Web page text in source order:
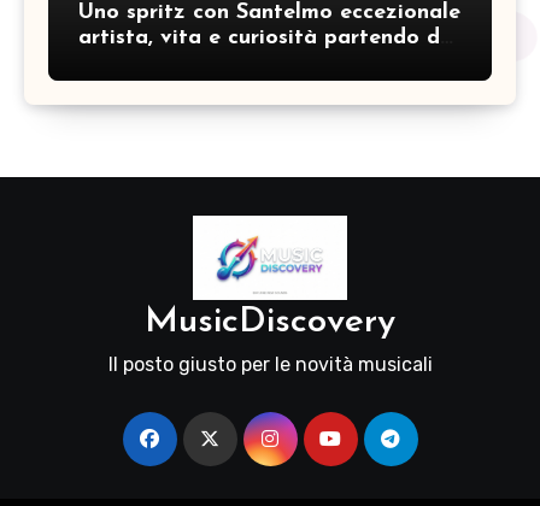
Uno spritz con Santelmo eccezionale
artista, vita e curiosità partendo da
MusicDiscovery
Il posto giusto per le novità musicali